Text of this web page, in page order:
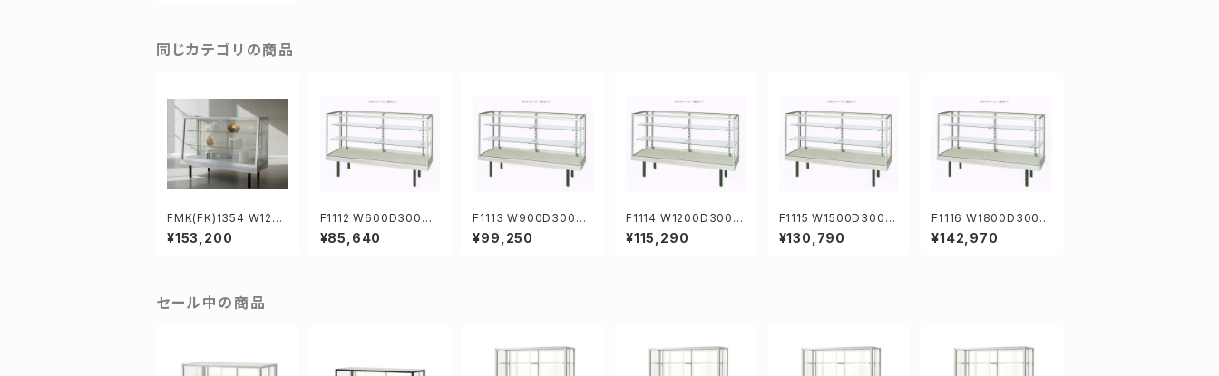
同じカテゴリの商品
FMK(FK)1354 W120
0D375/450H919mm
業務用傾斜ガラスケー
¥153,200
F1112 W600D300H9
19mm業務用ガラスケ
ース ショーケース
¥85,640
F1113 W900D300H9
19mm業務用ガラスケ
ース ショーケース
¥99,250
F1114 W1200D300H
919mm業務用ガラスケ
ース ショーケース
¥115,290
F1115 W1500D300H
919mm業務用ガラスケ
ース ショーケース
¥130,790
F1116 W1800D300H
919mm 業務用ガラス
ケース ショーケース
¥142,970
セール中の商品